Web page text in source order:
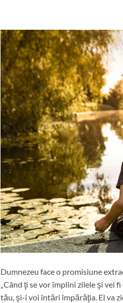
Dumnezeu face o promisiune
„Când ţi se vor împlini zilele şi vei
tău, şi-i voi întări împărăţia. El va